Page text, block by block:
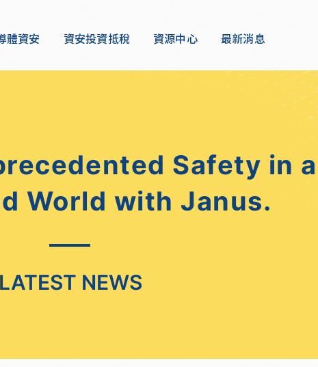
體資安 資安投資抵稅 資源中心 最新消息
Safety in a
World with Janus.
LATEST NEWS